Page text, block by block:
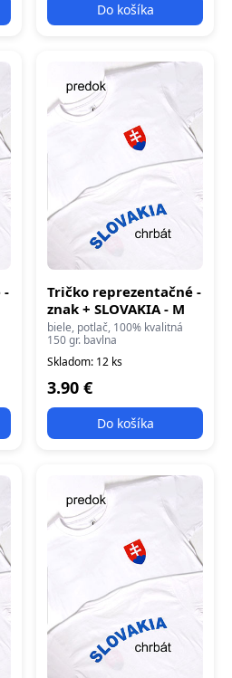
Do košíka
-
Tričko reprezentačné -
znak + SLOVAKIA - M
biele, potlač, 100% kvalitná
150 gr. bavlna
Skladom: 12 ks
3.90 €
Do košíka